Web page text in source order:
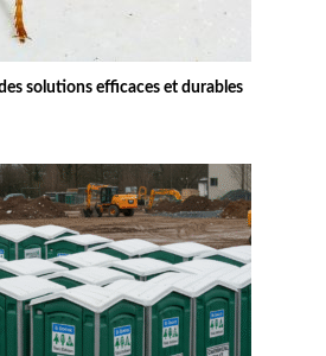
solutions efficaces et durables